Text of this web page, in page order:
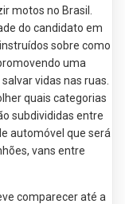
motos no Brasil.
do candidato em
sobre como
uma
vidas nas ruas.
quais categorias
subdivididas entre
automóvel que será
vans entre
comparecer até a